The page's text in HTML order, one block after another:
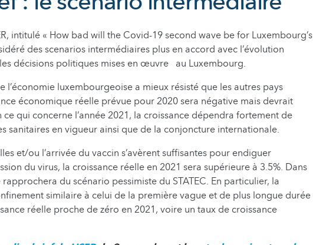
intitulé « How bad will the Covid-19 second wave be for Luxembourg’s
des scenarios intermédiaires plus en accord avec l’évolution
décisions politiques mises en œuvre au Luxembourg.
l’économie luxembourgeoise a mieux résisté que les autres pays
économique réelle prévue pour 2020 sera négative mais devrait
ce qui concerne l’année 2021, la croissance dépendra fortement de
sanitaires en vigueur ainsi que de la conjoncture internationale.
et/ou l’arrivée du vaccin s’avèrent suffisantes pour endiguer
du virus, la croissance réelle en 2021 sera supérieure à 3.5%. Dans
du scénario pessimiste du STATEC. En particulier, la
similaire à celui de la première vague et de plus longue durée
réelle proche de zéro en 2021, voire un taux de croissance